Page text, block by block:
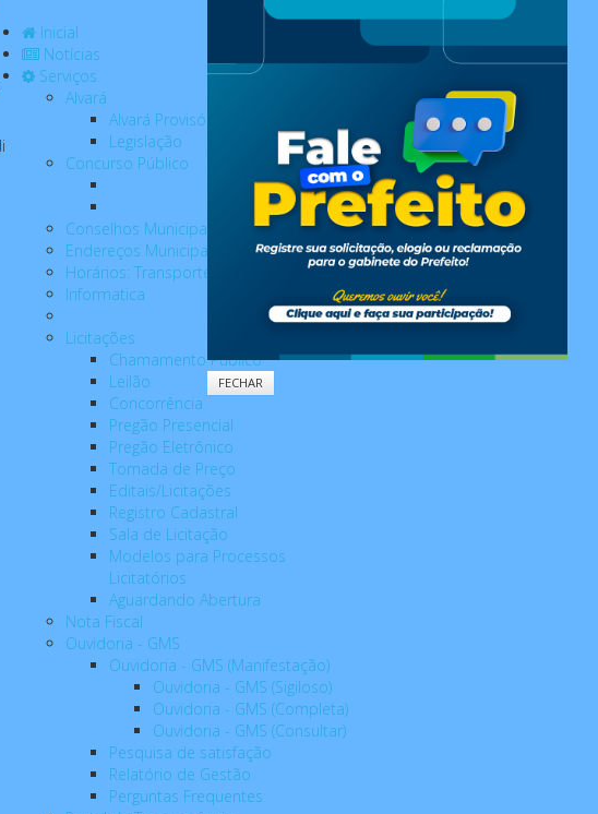
Inicial
Notícias
Serviços
Alvará
Alvará Provisório
Legislação
Concurso Público
Conselhos Municipais
Endereços Municipais
Horários: Transporte Público
Informatica
Licitações
Chamamento Público
Leilão
Concorrência
Pregão Presencial
Pregão Eletrônico
Tomada de Preço
Editais/Licitações
Registro Cadastral
Sala de Licitação
Modelos para Processos
Licitatórios
Aguardando Abertura
Nota Fiscal
Ouvidoria - GMS
Ouvidoria - GMS (Manifestação)
Ouvidoria - GMS (Sigiloso)
Ouvidoria - GMS (Completa)
Ouvidoria - GMS (Consultar)
Pesquisa de satisfação
Relatório de Gestão
Perguntas Frequentes
FECHAR